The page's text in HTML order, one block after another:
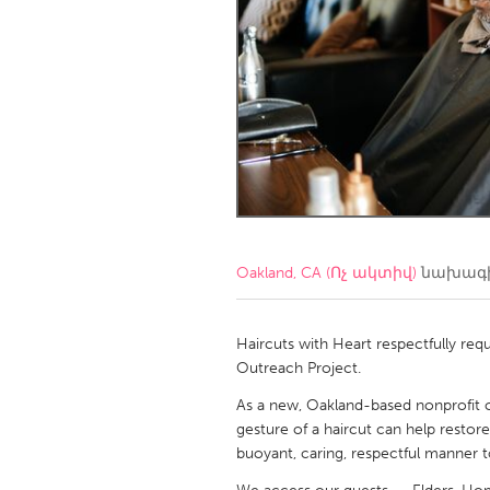
Amherstburg
Kingston
Ottawa
South
MALAYSIA
Kuala Lumpur
NETHERLANDS
QATAR
Qatar
SINGAPORE
Singapore
Oakland, CA (Ոչ ակտիվ)
Haircuts with Heart respectfully
Outreach Project.
As a new, Oakland-based nonprofit
gesture of a haircut can help
buoyant, caring, respectful